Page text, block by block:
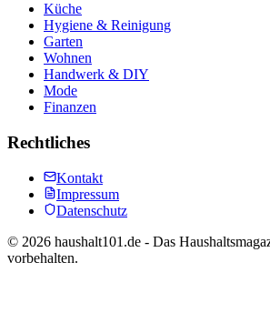
Küche
Hygiene & Reinigung
Garten
Wohnen
Handwerk & DIY
Mode
Finanzen
Rechtliches
Kontakt
Impressum
Datenschutz
© 2026 haushalt101.de - Das
vorbehalten.